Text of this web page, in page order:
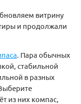
витрину
и продолжали
. Пара обычных
стабильной
в разных
из них компас,